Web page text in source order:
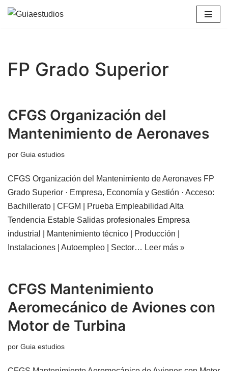
FP Grado Superior
CFGS Organización del
Mantenimiento de Aeronaves
por Guia estudios
CFGS Organización del Mantenimiento de Aeronaves FP
Grado Superior · Empresa, Economía y Gestión · Acceso:
Bachillerato | CFGM | Prueba Empleabilidad Alta
Tendencia Estable Salidas profesionales Empresa
industrial | Mantenimiento técnico | Producción |
Instalaciones | Autoempleo | Sector… Leer más »
CFGS Mantenimiento
Aeromecánico de Aviones con
Motor de Turbina
por Guia estudios